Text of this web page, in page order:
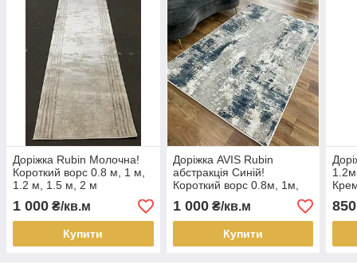
Доріжка Rubin Молочна!
Короткий ворс 0.8 м, 1 м,
1.2 м, 1.5 м, 2 м
1 000 ₴/кв.м
Купити
Доріжка AVIS Rubin
абстракція Синій!
Короткий ворс 0.8м, 1м,
1 000₴/кв.м
Купити
1.2м
850